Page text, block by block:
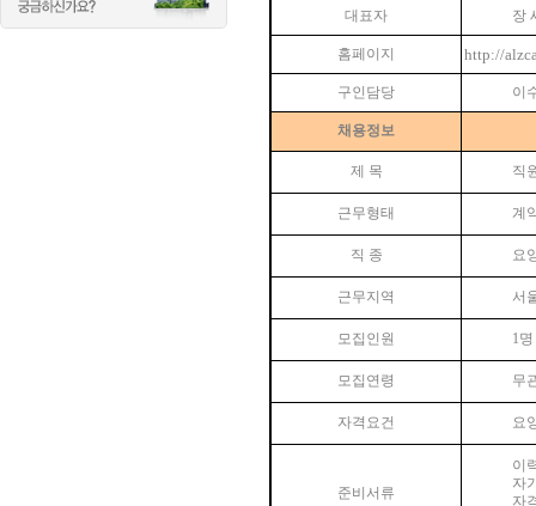
대표자 장
홈페이지 http://
구인담당 이
채용정보
제 목 직
근무형태 계
직 종 요
근무지역 서
모집인원 1명
모집연령 무
자격요건 요
준비서류
이
자
자